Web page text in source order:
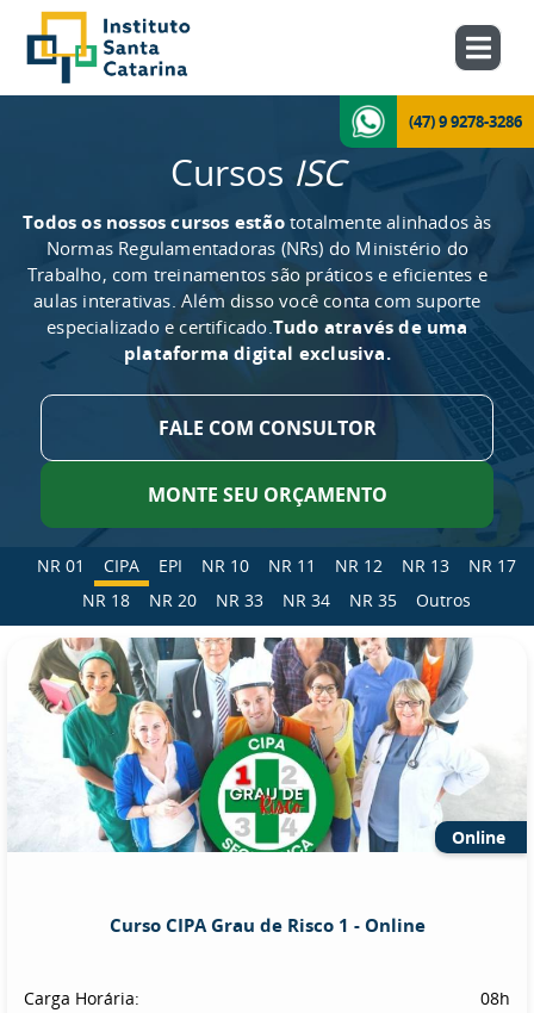
(47) 9 9278-3286
Cursos ISC
Todos os nossos cursos estãototalmente alinhados às
Normas Regulamentadoras (NRs) do Ministério do
Trabalho, com treinamentos são práticos e eficientes e
aulas interativas. Além disso você conta com suporte
especializado e certificado.Tudo através de uma
plataforma digital exclusiva.
FALE COM CONSULTOR
MONTE SEU ORÇAMENTO
NR 01 CIPA EPI NR 10 NR 11 NR 12 NR 13
NR 17
NR 18
NR 20 NR 33 NR 34 NR 35 Outros
Online
Curso CIPA Grau de Risco 1 - Online
Carga Horária:
08h